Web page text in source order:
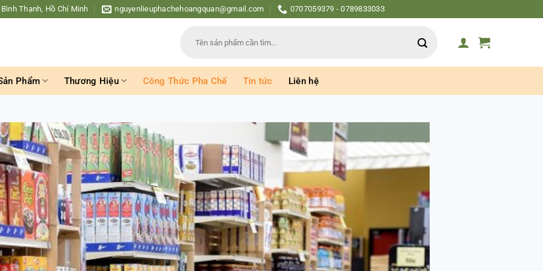
Thạnh, Hồ Chí Minh nguyenlieuphachehoangquan@gmail.com 0707059379 - 0789833033
kiếm:
Phẩm Thương Hiệu Công Thức Pha Chế Tin tức Liên hệ